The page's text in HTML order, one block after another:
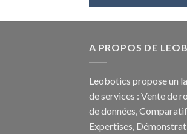
A PROPOS DE
Leobotics propose un
de services : Vente de
de données, Comparatif,
Expertises,